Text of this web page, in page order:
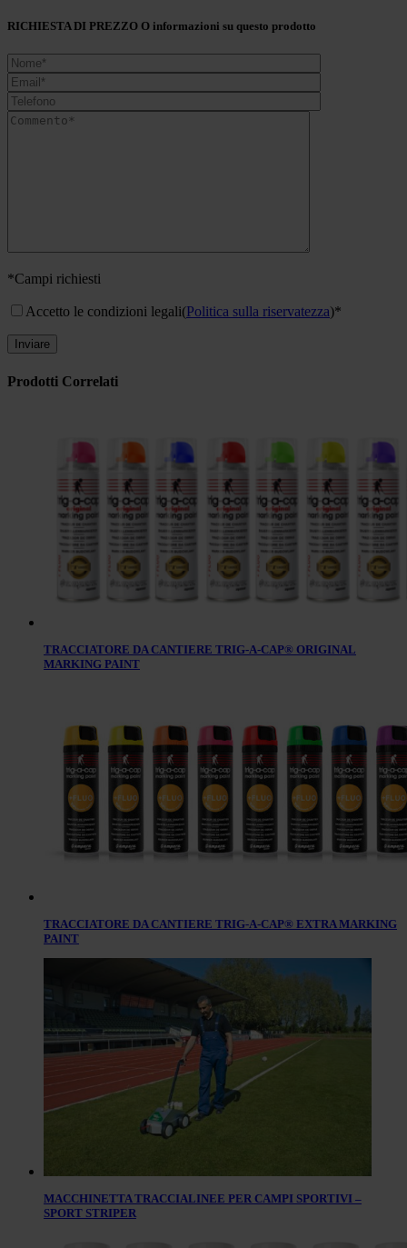
RICHIESTA DI PREZZO O informazioni su questo prodotto
*Campi richiesti
Accetto le condizioni legali(Politica sulla riservatezza)*
Prodotti Correlati
TRACCIATORE DA CANTIERE TRIG-A-CAP® ORIGINAL
MARKING PAINT
TRACCIATORE DA CANTIERE TRIG-A-CAP® EXTRA MARKING
PAINT
MACCHINETTA TRACCIALINEE PER CAMPI SPORTIVI –
SPORT STRIPER